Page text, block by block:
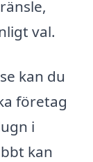
val.
kan du
företag
i
kan